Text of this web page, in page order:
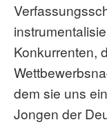
Konkurrenten,
dem sie uns
Jongen der